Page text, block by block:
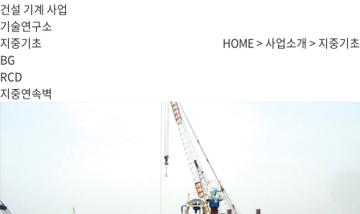
건설 기계 사업
기술연구소
지중기초
HOME > 사업소개 > 지중기초
BG
RCD
지중연속벽